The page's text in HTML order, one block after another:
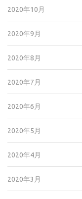
2020年10月
2020年9月
2020年8月
2020年7月
2020年6月
2020年5月
2020年4月
2020年3月